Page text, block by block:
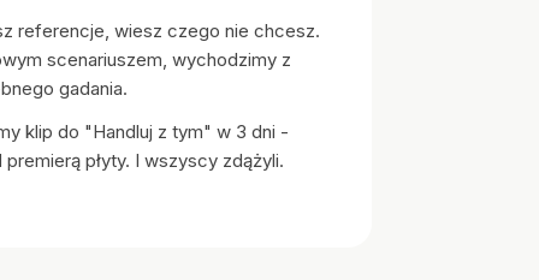
referencje, wiesz czego nie chcesz.
scenariuszem, wychodzimy z
gadania.
klip do "Handluj z tym" w 3 dni -
płyty. I wszyscy zdążyli.